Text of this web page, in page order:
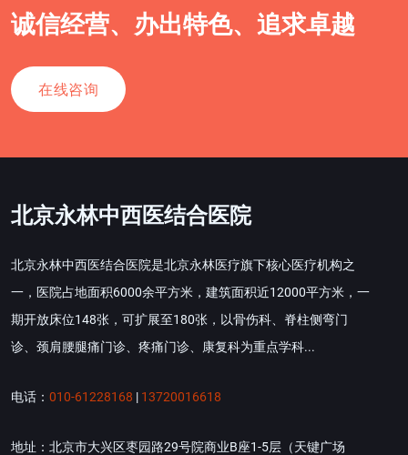
诚信经营、办出特色、追求卓越
在线咨询
北京永林中西医结合医院
北京永林中西医结合医院是北京永林医疗旗下核心医疗机构之
一，医院占地面积6000余平方米，建筑面积近12000平方米，一
期开放床位148张，可扩展至180张，以骨伤科、脊柱侧弯门
诊、颈肩腰腿痛门诊、疼痛门诊、康复科为重点学科...
电话： 010-61228168 | 13720016618
地址：北京市大兴区枣园路29号院商业B座1-5层（天键广场